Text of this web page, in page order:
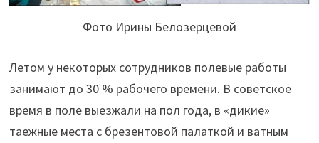
Фото Ирины Белозерцевой
Летом у некоторых сотрудников полевые работы
занимают до 30 % рабочего времени. В советское
время в поле выезжали на пол года, в «дикие»
таежные места с брезентовой палаткой и ватным